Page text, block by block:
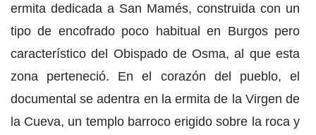
ermita dedicada a San Mamés, construida con un
tipo de encofrado poco habitual en Burgos pero
característico del Obispado de Osma, al que esta
zona perteneció. En el corazón del pueblo, el
documental se adentra en la ermita de la Virgen de
la Cueva, un templo barroco erigido sobre la roca y